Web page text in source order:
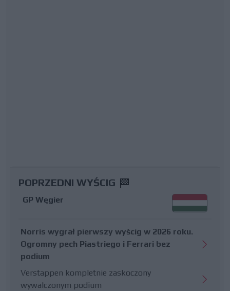
POPRZEDNI WYŚCIG
GP Węgier
Norris wygrał pierwszy wyścig w 2026 roku.
Ogromny pech Piastriego i Ferrari bez
podium
Verstappen kompletnie zaskoczony
wywalczonym podium